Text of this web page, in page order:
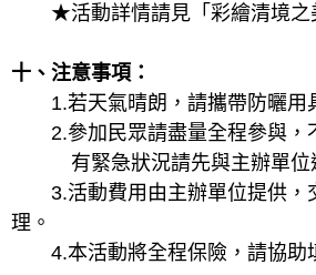
★活動詳情請見「彩繪清境之
十、注意事項：
1.若天氣晴朗，請攜帶防曬用
2.參加民眾請盡量全程參與，
有緊急狀況請先與主辦單位
3.活動費用由主辦單位提供，
理。
4.本活動將全程保險，請協助